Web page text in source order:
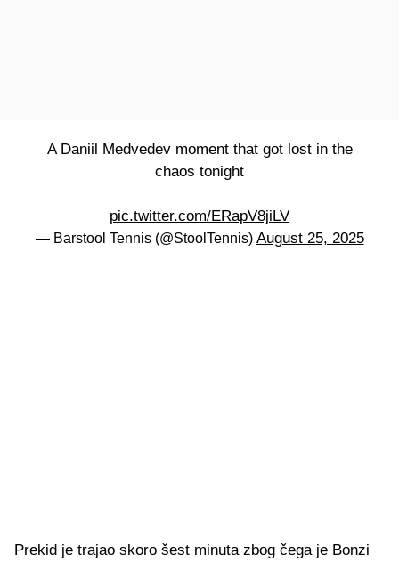
A Daniil Medvedev moment that got lost in the
chaos tonight
pic.twitter.com/ERapV8jiLV
— Barstool Tennis (@StoolTennis) August 25, 2025
Prekid je trajao skoro šest minuta zbog čega je Bonzi